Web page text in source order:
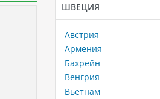
ШВЕЦИЯ
Австрия
Армения
Бахрейн
Венгрия
Вьетнам